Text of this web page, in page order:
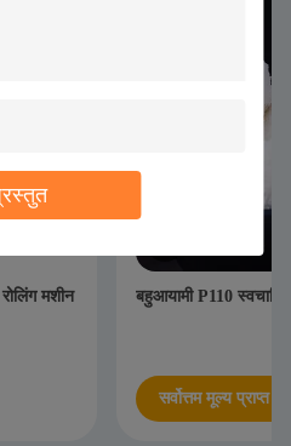
मशीन बहुआयामी P110
सर्वोत्तम मूल्य प्राप्त